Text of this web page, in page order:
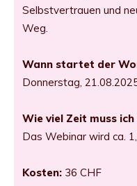
Selbstvertrauen und
Weg.
Wann startet der
Donnerstag,
Wie viel Zeit muss ich
Das Webinar wird ca.
Kosten: 36 CHF